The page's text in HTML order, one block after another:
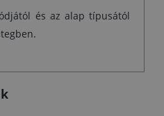
és az alap típusától